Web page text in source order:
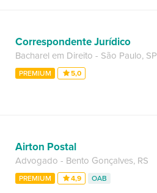
Correspondente Jurídico
Bacharel em Direito - São Paulo, SP
PREMIUM 5,0
Airton Postal
Advogado - Bento Gonçalves, RS
PREMIUM 4,9 OAB